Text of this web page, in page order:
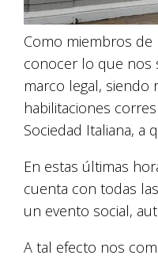
Como miembros de
conocer lo que nos
marco legal, siendo
habilitaciones
Sociedad Italiana, a
En estas últimas
cuenta con todas
un evento social,
A tal efecto nos